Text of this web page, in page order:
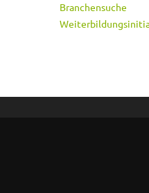
Branchensuche